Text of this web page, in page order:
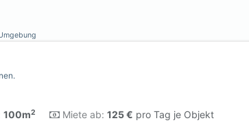
100m2 Miete ab: 125 € pro Tag je Objekt